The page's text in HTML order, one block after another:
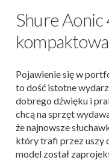
Shure Aonic
Pojawienie się w
to dość istotne
dobrego dźwięku i
chcą na sprzęt
że najnowsze
który trafi przez uszy
model został